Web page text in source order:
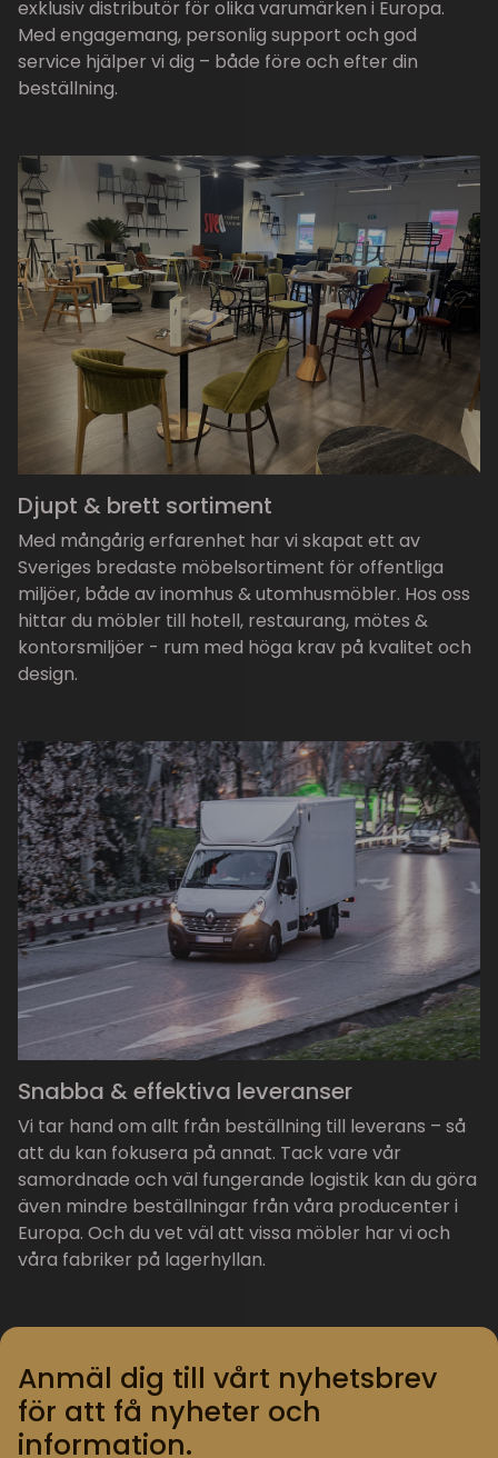
exklusiv distributör för olika varumärken i Europa.
Med engagemang, personlig support och god
service hjälper vi dig – både före och efter din
beställning.
Djupt & brett sortiment
Med mångårig erfarenhet har vi skapat ett av
Sveriges bredaste möbelsortiment för offentliga
miljöer, både av inomhus & utomhusmöbler. Hos oss
hittar du möbler till hotell, restaurang, mötes &
kontorsmiljöer - rum med höga krav på kvalitet och
design.
Snabba & effektiva leveranser
Vi tar hand om allt från beställning till leverans – så
att du kan fokusera på annat. Tack vare vår
samordnade och väl fungerande logistik kan du göra
även mindre beställningar från våra producenter i
Europa. Och du vet väl att vissa möbler har vi och
våra fabriker på lagerhyllan.
Anmäl dig till vårt nyhetsbrev
för att få nyheter och
information.